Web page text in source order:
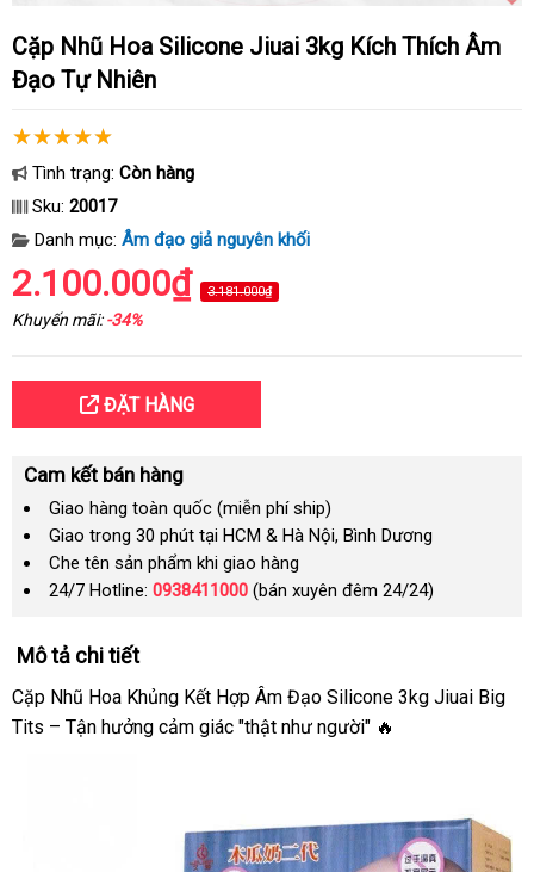
Cặp Nhũ Hoa Silicone Jiuai 3kg Kích Thích Âm
Đạo Tự Nhiên
Tình trạng: Còn hàng
Sku: 20017
Danh mục: Âm đạo giả nguyên khối
2.100.000₫ 3.181.000₫
Khuyến mãi:-34%
ĐẶT HÀNG
Cam kết bán hàng
Giao hàng toàn quốc (miễn phí ship)
Giao trong 30 phút tại HCM & Hà Nội, Bình Dương
Che tên sản phẩm khi giao hàng
24/7 Hotline: 0938411000 (bán xuyên đêm 24/24)
Mô tả chi tiết
Cặp Nhũ Hoa Khủng Kết Hợp Âm Đạo Silicone 3kg Jiuai Big
Tits – Tận hưởng cảm giác "thật như người" 🔥